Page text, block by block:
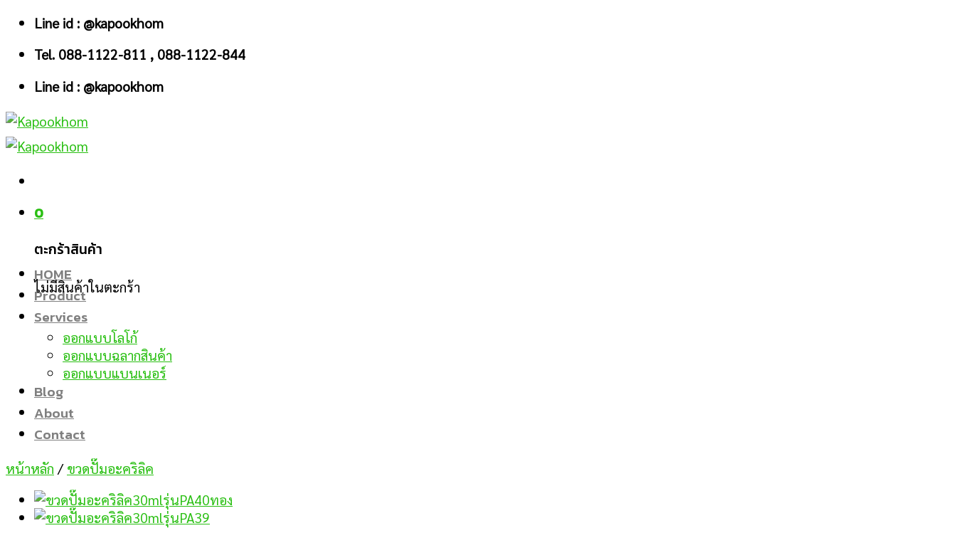
Skip
content
Line id : @kapookhom
Tel. 088-1122-811 , 088-1122-844
Line id : @kapookhom
0
ตะกร้าสินค้า
ไม่มีสินค้าในตะกร้า
HOME
Product
Services
ออกแบบโลโก้
ออกแบบฉลากสินค้า
ออกแบบแบนเนอร์
Blog
About
Contact
หน้าหลัก / ขวดปั๊มอะคริลิค